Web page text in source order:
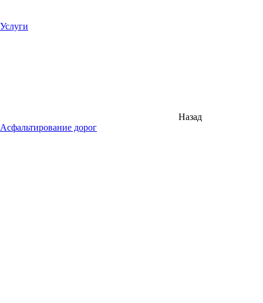
Услуги
Назад
Асфальтирование дорог